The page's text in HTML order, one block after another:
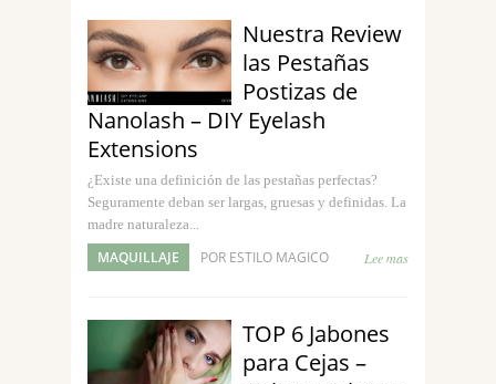
Nuestra Review
las Pestañas
Postizas de
Nanolash – DIY Eyelash
Extensions
¿Existe una definición de las pestañas perfectas?
Seguramente deban ser largas, gruesas y definidas. La
madre naturaleza...
MAQUILLAJE POR ESTILO MAGICO Lee mas
TOP 6 Jabones
para Cejas –